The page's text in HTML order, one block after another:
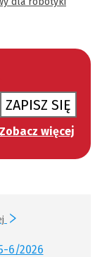
ZAPISZ SIĘ
Zobacz więcej